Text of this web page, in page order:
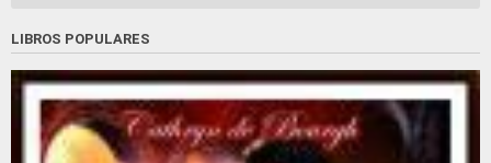
LIBROS POPULARES